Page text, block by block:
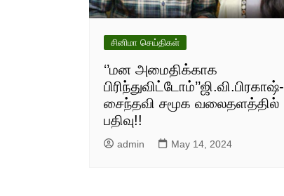
சினிமா செய்திகள்
‘’மன அமைதிக்காக
பிரிந்துவிட்டோம்’’ஜி.வி.பிரகாஷ்-
சைந்தவி சமூக வலைதளத்தில்
பதிவு!!
admin May 14, 2024